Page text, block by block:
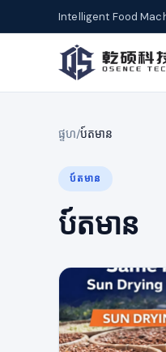
Intelligent Food
ផ្ទហ/ប៍តមាន
ប៍តមាន
ប៍តមាន